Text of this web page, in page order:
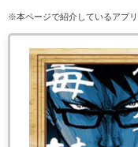
※本ページで紹介しているアプ